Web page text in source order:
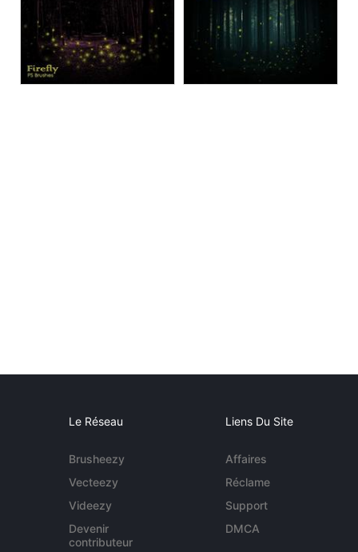
Le Réseau
Brusheezy
Vecteezy
Videezy
Devenir
contributeur
Liens Du Site
Affaires
Réclame
Support
DMCA